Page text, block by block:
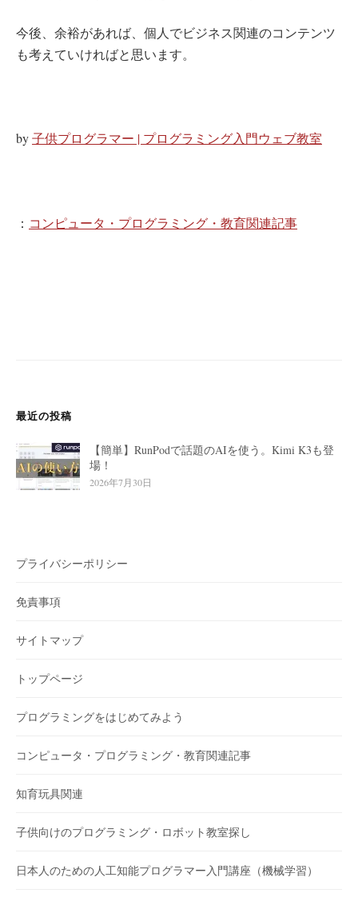
今後、余裕があれば、個人でビジネス関連のコンテンツ
も考えていければと思います。
by子供プログラマー | プログラミング入門ウェブ教室
： コンピュータ・プログラミング・教育関連記事
最近の投稿
【簡単】RunPodで話題のAIを使う。Kimi K3も登
場！
2026年7月30日
プライバシーポリシー
免責事項
サイトマップ
トップページ
プログラミングをはじめてみよう
コンピュータ・プログラミング・教育関連記事
知育玩具関連
子供向けのプログラミング・ロボット教室探し
日本人のための人工知能プログラマー入門講座（機械学習）